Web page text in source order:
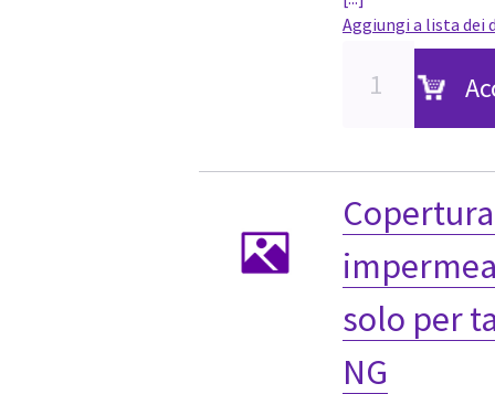
Aggiungi a lista dei
solo per
NG